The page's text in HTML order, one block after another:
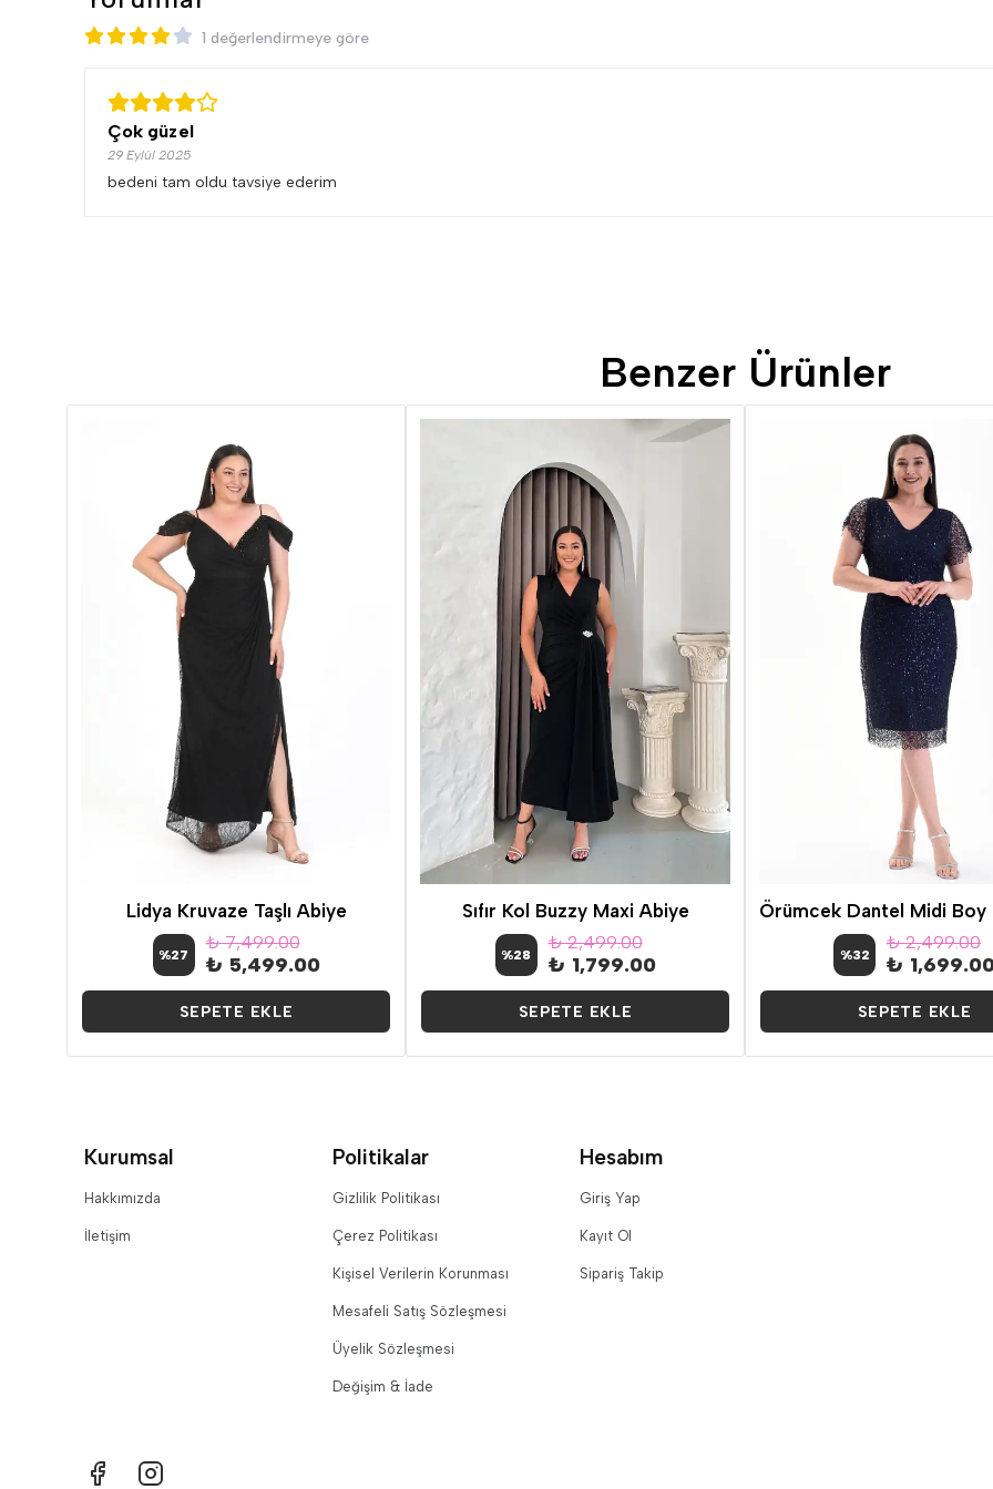
1 değerlendirmeye göre
Çok güzel
29 Eylül 2025
bedeni tam oldu tavsiye ederim
Benzer Ürünler
Lidya Kruvaze Taşlı Abiye
%27
₺ 7,499.00
₺ 5,499.00
SEPETE EKLE
Sıfır Kol Buzzy Maxi Abiye
%28
₺ 2,499.00
₺ 1,799.00
SEPETE EKLE
%32
₺ 2,499.00
₺
SEPETE EKLE
Kurumsal
Hakkımızda
İletişim
Politikalar
Gizlilik Politikası
Çerez Politikası
Kişisel Verilerin Korunması
Mesafeli Satış Sözleşmesi
Üyelik Sözleşmesi
Değişim & İade
Hesabım
Giriş Yap
Kayıt Ol
Sipariş Takip